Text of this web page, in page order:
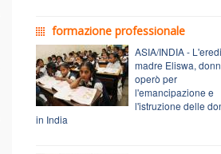
formazione professionale
ASIA/INDIA -
madre Eliswa,
operò per
l'emancipazione e
l'istruzione delle
in India